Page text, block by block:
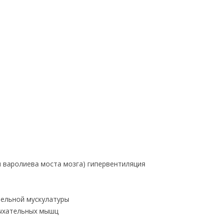
моста мозга) гипервентиляция
мускулатуры
мышц